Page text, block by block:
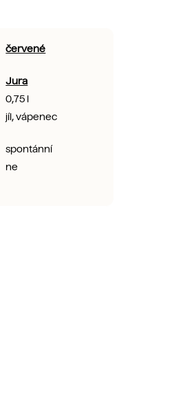
červené
Jura
0,75 l
jíl, vápenec
spontánní
ne